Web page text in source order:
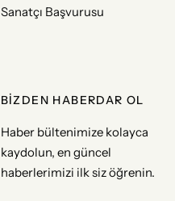
Sanatçı Başvurusu
BİZDEN HABERDAR OL
Haber bültenimize kolayca
kaydolun, en güncel
haberlerimizi ilk siz öğrenin.